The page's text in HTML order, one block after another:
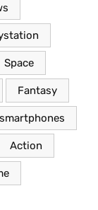
Space
Fantasy
smartphones
Action